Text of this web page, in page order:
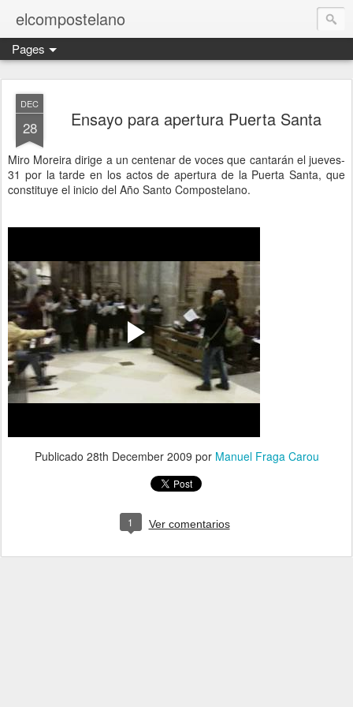
elcompostelano
Pages
DEC
28 Ensayo para apertura Puerta Santa
Miro Moreira dirige a un centenar de voces que cantarán el jueves-
31 por la tarde en los actos de apertura de la Puerta Santa, que
constituye el inicio del Año Santo Compostelano.
Publicado 28th December 2009 por Manuel Fraga Carou
1 Ver comentarios